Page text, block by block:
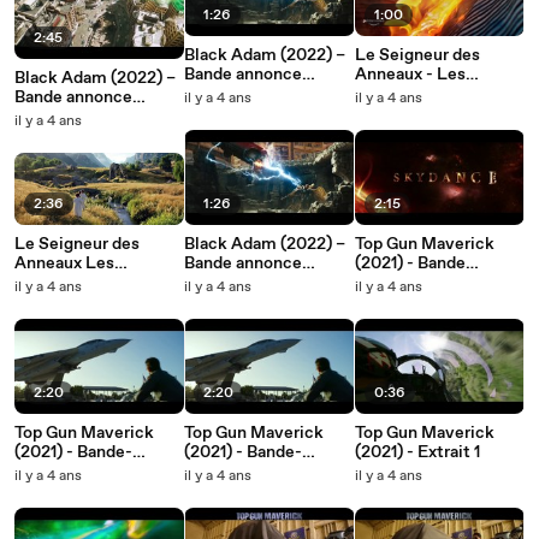
2:45
Black Adam (2022) –
Bande annonce
officielle 3 VF
il y a 4 ans
2:36
Le Seigneur des
Anneaux Les
Anneaux de Pouvoir
annonce officielle 1
il y a 4 ans
2:20
Top Gun Maverick
(2021) - Bande-
annonce officielle 2
il y a 4 ans
1:26
Black Adam (2022) –
Bande annonce
officielle 2 VF
il y a 4 ans
1:26
Black Adam (2022) –
Bande annonce
officielle 2 VF
il y a 4 ans
2:20
Top Gun Maverick
(2021) - Bande-
annonce officielle 2
il y a 4 ans
1:00
Le Seigneur des
Anneaux - Les
Anneaux de Pouvoir
il y a 4 ans
2:15
Top Gun Maverick
(2021) - Bande
annonce officielle 3
il y a 4 ans
0:36
Top Gun Maverick
(2021) - Extrait 1
il y a 4 ans